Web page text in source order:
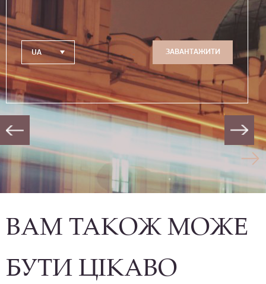
UA ЗАВАНТАЖИТИ
ВАМ ТАКОЖ МОЖЕ
БУТИ ЦІКАВО